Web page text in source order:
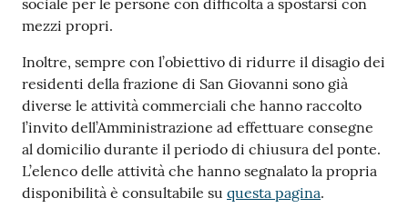
sociale per le persone con difficoltà a spostarsi con
mezzi propri.
Inoltre, sempre con l’obiettivo di ridurre il disagio dei
residenti della frazione di San Giovanni sono già
diverse le attività commerciali che hanno raccolto
l’invito dell’Amministrazione ad effettuare consegne
al domicilio durante il periodo di chiusura del ponte.
L’elenco delle attività che hanno segnalato la propria
disponibilità è consultabile su questa pagina.